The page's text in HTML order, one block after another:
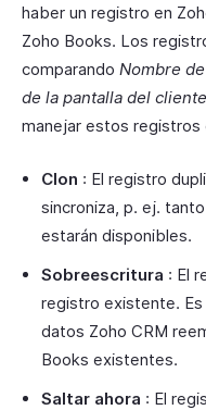
haber un registro en
Zoho Books. Los
comparando Nombre
de la pantalla del cliente
manejar estos registros
Clon : El registro
sincroniza, p. ej.
estarán disponibles.
Sobreescritura : El
registro existente. Es
datos Zoho CRM
Books existentes.
Saltar ahora : El